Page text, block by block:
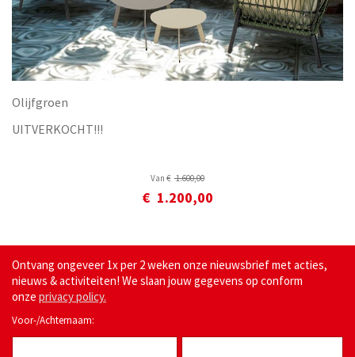
Olijfgroen
UITVERKOCHT!!!
Van € 1.600,00
€ 1.200,00
Ontvang ongeveer 1x per 2 weken onze nieuwsbrief met acties,
nieuws & activiteiten! We slaan jouw gegevens op conform
onze privacy policy.
Voor-/Achternaam: